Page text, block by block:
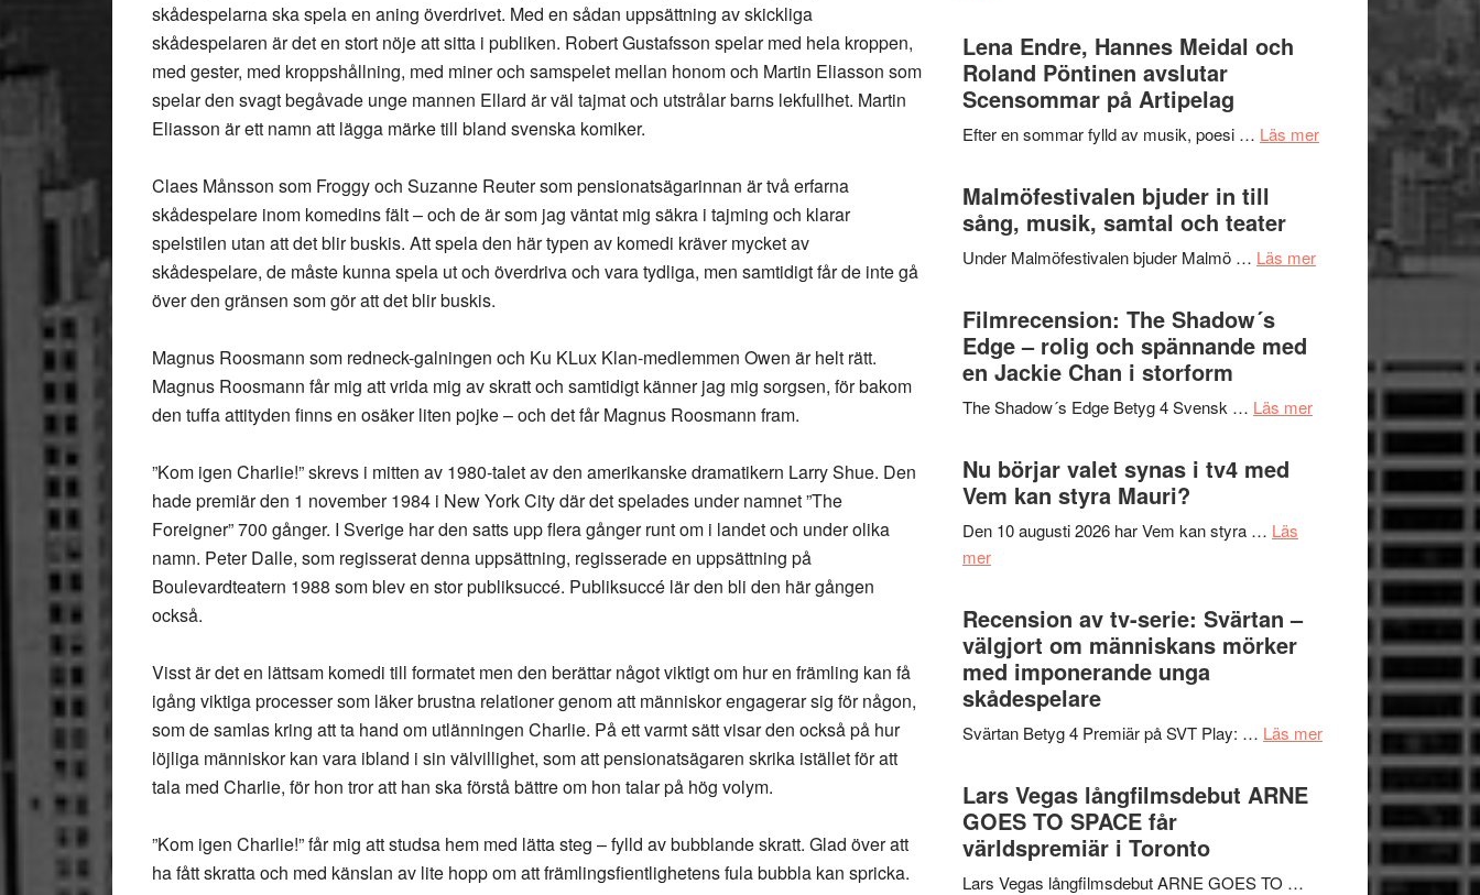
skådespelarna ska spela en aning överdrivet. Med en sådan uppsättning av skickliga
skådespelaren är det en stort nöje att sitta i publiken. Robert Gustafsson spelar med hela kroppen,
med gester, med kroppshållning, med miner och samspelet mellan honom och Martin Eliasson som
spelar den svagt begåvade unge mannen Ellard är väl tajmat och utstrålar barns lekfullhet. Martin
Eliasson är ett namn att lägga märke till bland svenska komiker.
Claes Månsson som Froggy och Suzanne Reuter som pensionatsägarinnan är två erfarna
skådespelare inom komedins fält – och de är som jag väntat mig säkra i tajming och klarar
spelstilen utan att det blir buskis. Att spela den här typen av komedi kräver mycket av
skådespelare, de måste kunna spela ut och överdriva och vara tydliga, men samtidigt får de inte gå
över den gränsen som gör att det blir buskis.
Magnus Roosmann som redneck-galningen och Ku KLux Klan-medlemmen Owen är helt rätt.
Magnus Roosmann får mig att vrida mig av skratt och samtidigt känner jag mig sorgsen, för bakom
den tuffa attityden finns en osäker liten pojke – och det får Magnus Roosmann fram.
”Kom igen Charlie!” skrevs i mitten av 1980-talet av den amerikanske dramatikern Larry Shue. Den
hade premiär den 1 november 1984 i New York City där det spelades under namnet ”The
Foreigner” 700 gånger. I Sverige har den satts upp flera gånger runt om i landet och under olika
namn. Peter Dalle, som regisserat denna uppsättning, regisserade en uppsättning på
Boulevardteatern 1988 som blev en stor publiksuccé. Publiksuccé lär den bli den här gången
också.
Visst är det en lättsam komedi till formatet men den berättar något viktigt om hur en främling kan få
igång viktiga processer som läker brustna relationer genom att människor engagerar sig för någon,
som de samlas kring att ta hand om utlänningen Charlie. På ett varmt sätt visar den också på hur
löjliga människor kan vara ibland i sin välvillighet, som att pensionatsägaren skrika istället för att
tala med Charlie, för hon tror att han ska förstå bättre om hon talar på hög volym.
”Kom igen Charlie!” får mig att studsa hem med lätta steg – fylld av bubblande skratt. Glad över att
ha fått skratta och med känslan av lite hopp om att främlingsfientlighetens fula bubbla kan spricka.
Trustorhärvan
–
fascinerande,
spännande
och
mycket
att
tänka
Lena Endre, Hannes Meidal och
Roland Pöntinen avslutar
Scensommar på Artipelag
Efter en sommar fylld av musik, poesi … Läs merom
Scensommar
Artipelag
Malmöfestivalen bjuder in till
sång, musik, samtal och teater
Under Malmöfestivalen bjuder Malmö … Läs merom
Malmöfestivalen
Filmrecension: The Shadow´s
Edge – rolig och spännande med
en Jackie Chan i storform
The Shadow´s Edge Betyg 4 Svensk … Läs merom
Filmrecension:
spännande
Chan
storform
Nu börjar valet synas i tv4 med
Vem kan styra Mauri?
Den 10 augusti 2026 har Vem kan styra … Läs
merom
valet
synas
i
tv4
med
kan
styra
Mauri?
Recension av tv-serie: Svärtan –
välgjort om människans mörker
med imponerande unga
skådespelare
Svärtan Betyg 4 Premiär på SVT Play: … Läs merom
Recension
Svärtan
Lars Vegas långfilmsdebut ARNE
GOES TO SPACE får
världspremiär i Toronto
Lars Vegas långfilmsdebut ARNE GOES TO …